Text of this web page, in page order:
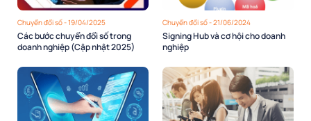
Chuyển đổi số - 19/04/2025
Các bước chuyển đổi số trong
doanh nghiệp (Cập nhật 2025)
Chuyển đổi số - 21/06/2024
Signing Hub và cơ hội cho doanh
nghiệp